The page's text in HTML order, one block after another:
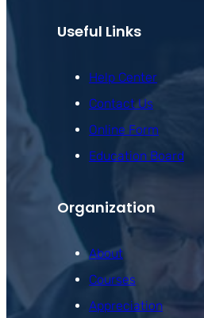
Useful Links
Help Center
Contact Us
Online Form
Education Board
Organization
About
Courses
Appreciation